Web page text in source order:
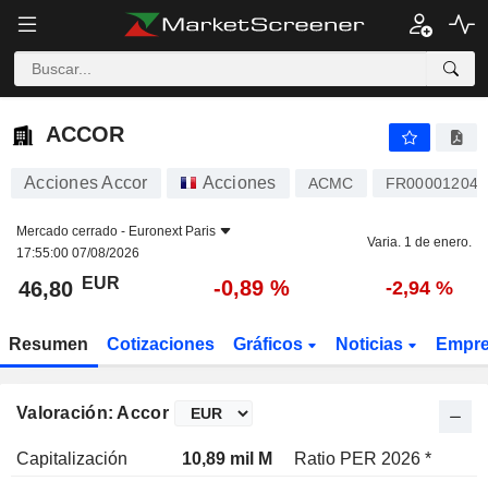
ACCOR
ACCOR
Acciones Accor Acciones ACMC
Mercado cerrado - Euronext Paris
17:55:00 07/08/2026
Varia. 1 de enero.
46,80 EUR -0,89 % -2,94 %
Resumen Cotizaciones Gráficos Noticias
Valoración: Accor
Capitalización 10,89 mil M Ratio PER 2026 *